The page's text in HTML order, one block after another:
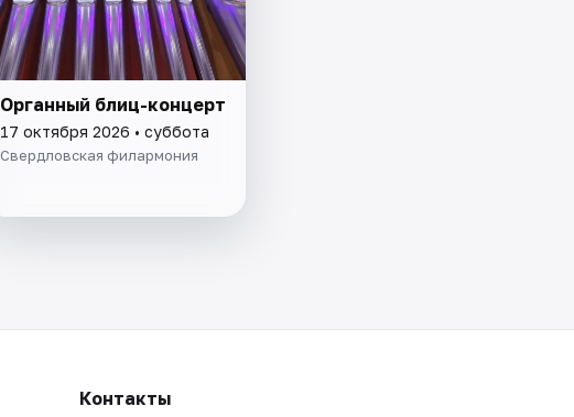
Органный блиц-концерт
17 октября 2026 • суббота
Свердловская филармония
Контакты